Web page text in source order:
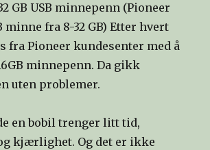
GB USB minnepenn (Pioneer
minne fra 8-32 GB) Etter hvert
fra Pioneer kundesenter med å
minnepenn. Da gikk
uten problemer.
en bobil trenger litt tid,
kjærlighet. Og det er ikke